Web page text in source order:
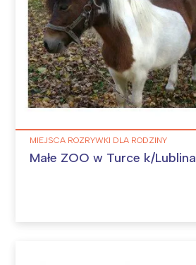
MIEJSCA ROZRYWKI DLA RODZINY
Małe ZOO w Turce k/Lublina